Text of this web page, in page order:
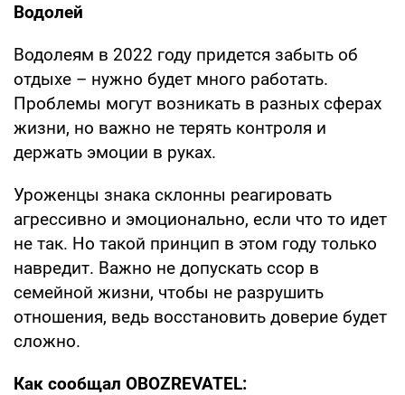
Водолей
Водолеям в 2022 году придется забыть об
отдыхе – нужно будет много работать.
Проблемы могут возникать в разных сферах
жизни, но важно не терять контроля и
держать эмоции в руках.
Уроженцы знака склонны реагировать
агрессивно и эмоционально, если что то идет
не так. Но такой принцип в этом году только
навредит. Важно не допускать ссор в
семейной жизни, чтобы не разрушить
отношения, ведь восстановить доверие будет
сложно.
Как сообщал OBOZREVATEL: